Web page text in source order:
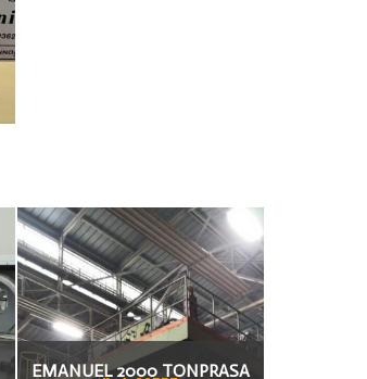
EMANUEL 2000 TONPRASA